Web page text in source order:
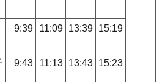
9:39 11:09 13:39 15:19
9:43 11:13 13:43 15:23